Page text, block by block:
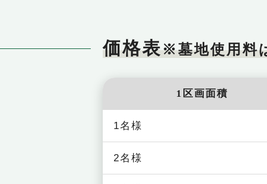
価格表※墓地使用料
1区画面積
1名様
2名様